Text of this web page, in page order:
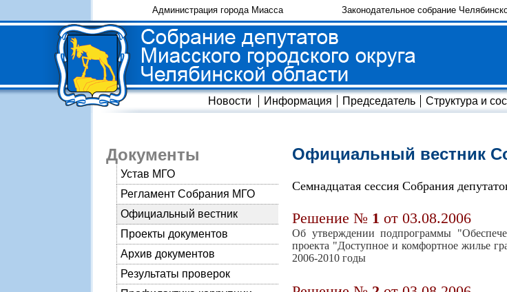
Администрация города Миасса Законодательное собрание
Новости Информация Председатель Структура и
Документы
Устав МГО
Регламент Собрания МГО
Официальный вестник
Проекты документов
Архив документов
Результаты проверок
Официальный вестник
Семнадцатая сессия Собрания
Решение № 1 от 03.08.2006
Об утверждении подпрограммы
проекта "Доступное и комфортное жилье
2006-2010 годы